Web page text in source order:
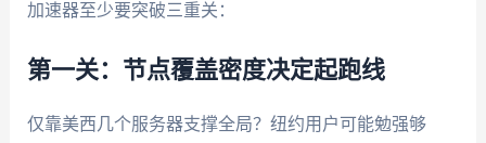
加速器至少要突破三重关：
第一关：节点覆盖密度决定起跑线
仅靠美西几个服务器支撑全局？纽约用户可能勉强够